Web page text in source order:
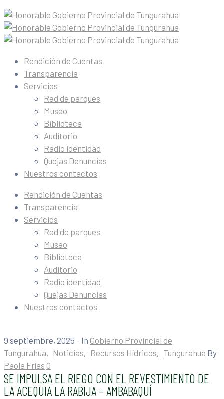
Rendición de Cuentas
Transparencia
Servicios
Red de parques
Museo
Biblioteca
Auditorio
Radio identidad
Quejas Denuncias
Nuestros contactos
Rendición de Cuentas
Transparencia
Servicios
Red de parques
Museo
Biblioteca
Auditorio
Radio identidad
Quejas Denuncias
Nuestros contactos
9 septiembre, 2025 - In Gobierno Provincial de
Tungurahua‚ Noticias‚ Recursos Hídricos‚ Tungurahua By
Paola Frías 0
SE IMPULSA EL RIEGO CON EL REVESTIMIENTO DE
LA ACEQUIA LA RABIJA – AMBABAQUÍ